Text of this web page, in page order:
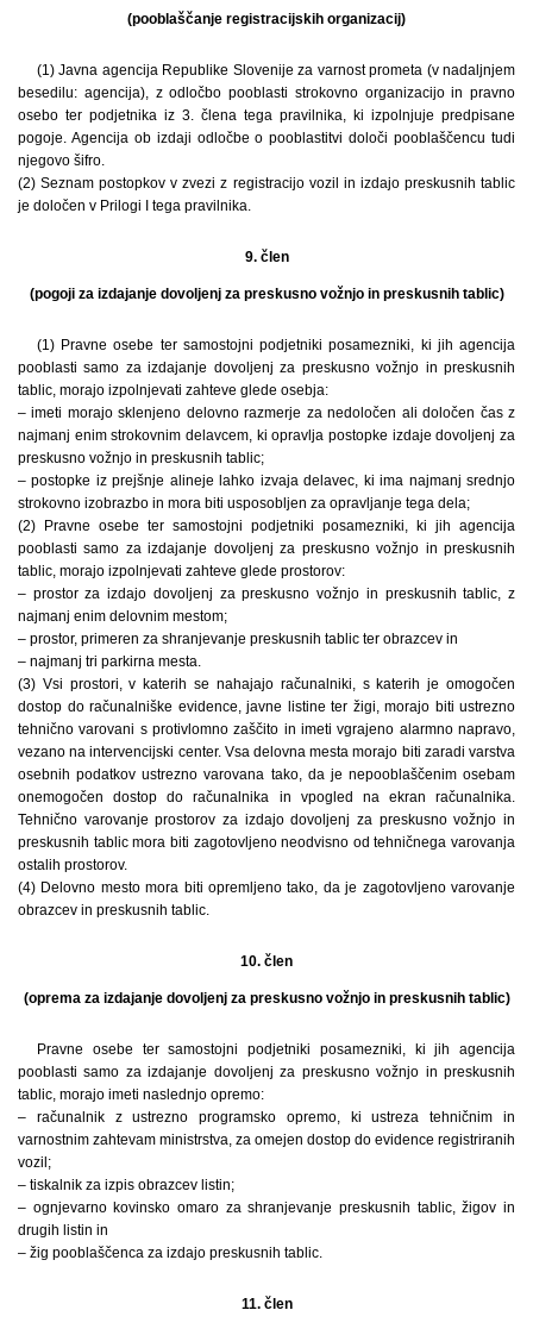
(pooblaščanje registracijskih organizacij)
(1) Javna agencija Republike Slovenije za varnost prometa (v nadaljnjem
besedilu: agencija), z odločbo pooblasti strokovno organizacijo in pravno
osebo ter podjetnika iz 3. člena tega pravilnika, ki izpolnjuje predpisane
pogoje. Agencija ob izdaji odločbe o pooblastitvi določi pooblaščencu tudi
njegovo šifro.
(2) Seznam postopkov v zvezi z registracijo vozil in izdajo preskusnih tablic
je določen v Prilogi I tega pravilnika.
9. člen
(pogoji za izdajanje dovoljenj za preskusno vožnjo in preskusnih tablic)
(1) Pravne osebe ter samostojni podjetniki posamezniki, ki jih agencija
pooblasti samo za izdajanje dovoljenj za preskusno vožnjo in preskusnih
tablic, morajo izpolnjevati zahteve glede osebja:
– imeti morajo sklenjeno delovno razmerje za nedoločen ali določen čas z
najmanj enim strokovnim delavcem, ki opravlja postopke izdaje dovoljenj za
preskusno vožnjo in preskusnih tablic;
– postopke iz prejšnje alineje lahko izvaja delavec, ki ima najmanj srednjo
strokovno izobrazbo in mora biti usposobljen za opravljanje tega dela;
(2) Pravne osebe ter samostojni podjetniki posamezniki, ki jih agencija
pooblasti samo za izdajanje dovoljenj za preskusno vožnjo in preskusnih
tablic, morajo izpolnjevati zahteve glede prostorov:
– prostor za izdajo dovoljenj za preskusno vožnjo in preskusnih tablic, z
najmanj enim delovnim mestom;
– prostor, primeren za shranjevanje preskusnih tablic ter obrazcev in
– najmanj tri parkirna mesta.
(3) Vsi prostori, v katerih se nahajajo računalniki, s katerih je omogočen
dostop do računalniške evidence, javne listine ter žigi, morajo biti ustrezno
tehnično varovani s protivlomno zaščito in imeti vgrajeno alarmno napravo,
vezano na intervencijski center. Vsa delovna mesta morajo biti zaradi varstva
osebnih podatkov ustrezno varovana tako, da je nepooblaščenim osebam
onemogočen dostop do računalnika in vpogled na ekran računalnika.
Tehnično varovanje prostorov za izdajo dovoljenj za preskusno vožnjo in
preskusnih tablic mora biti zagotovljeno neodvisno od tehničnega varovanja
ostalih prostorov.
(4) Delovno mesto mora biti opremljeno tako, da je zagotovljeno varovanje
obrazcev in preskusnih tablic.
10. člen
(oprema za izdajanje dovoljenj za preskusno vožnjo in preskusnih tablic)
Pravne osebe ter samostojni podjetniki posamezniki, ki jih agencija
pooblasti samo za izdajanje dovoljenj za preskusno vožnjo in preskusnih
tablic, morajo imeti naslednjo opremo:
– računalnik z ustrezno programsko opremo, ki ustreza tehničnim in
varnostnim zahtevam ministrstva, za omejen dostop do evidence registriranih
vozil;
– tiskalnik za izpis obrazcev listin;
– ognjevarno kovinsko omaro za shranjevanje preskusnih tablic, žigov in
drugih listin in
– žig pooblaščenca za izdajo preskusnih tablic.
11. člen